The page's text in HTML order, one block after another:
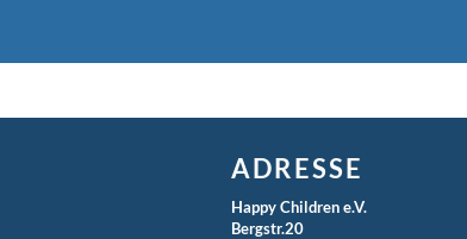
ADRESSE
Happy Children e.V.
Bergstr.20